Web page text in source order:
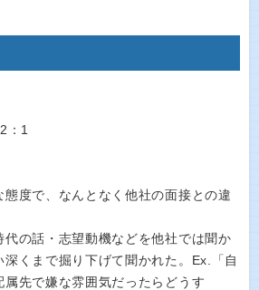
：1
度で、なんとなく他社の面接との違
代の話・志望動機などを他社では聞か
くまで掘り下げて聞かれた。Ex.「自
先で嫌な雰囲気だったらどうす